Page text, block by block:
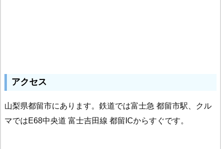
アクセス
山梨県都留市にあります。鉄道では富士急 都留市駅、クル
マではE68中央道 富士吉田線 都留ICからすぐです。